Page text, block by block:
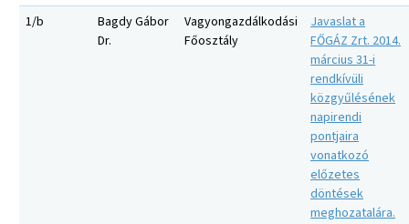
1/b
Bagdy Gábor
Dr.
Vagyongazdálkodási
Főosztály
Javaslat a
FŐGÁZ Zrt. 2014.
március 31-i
rendkívüli
közgyűlésének
napirendi
pontjaira
vonatkozó
előzetes
döntések
meghozatalára.